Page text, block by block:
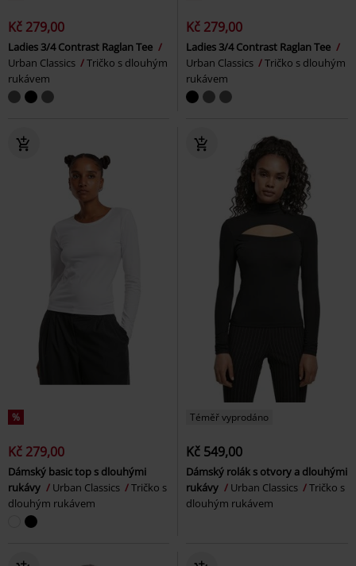
Kč 279,00
Ladies 3/4 Contrast Raglan Tee
Urban Classics
Tričko s dlouhým
rukávem
Kč 279,00
Ladies 3/4 Contrast Raglan Tee
Urban Classics
Tričko s dlouhým
rukávem
%
Kč 279,00
Dámský basic top s dlouhými
rukávy
Urban Classics
Tričko s
dlouhým rukávem
Téměř vyprodáno
Kč 549,00
Dámský rolák s otvory a dlouhými
rukávy
Urban Classics
Tričko s
dlouhým rukávem